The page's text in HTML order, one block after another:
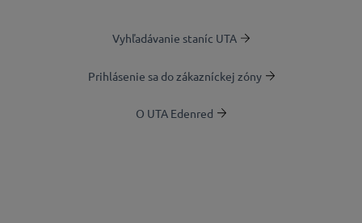
Vyhľadávanie staníc UTA
Prihlásenie sa do zákazníckej zóny
O UTA Edenred